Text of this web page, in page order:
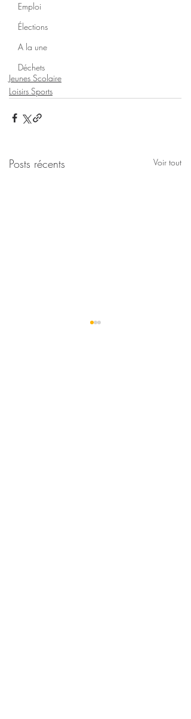
Emploi
Élections
A la une
Déchets
Jeunes Scolaire
Loisirs Sports
Posts récents Voir tout